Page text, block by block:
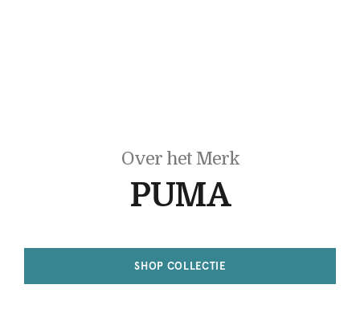
Over het Merk
PUMA
SHOP COLLECTIE